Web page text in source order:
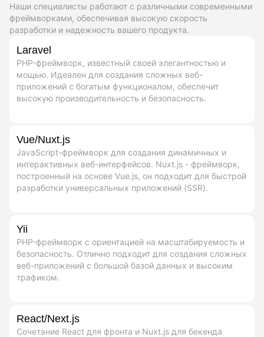
Наши специалисты работают с различными современными
фреймворками, обеспечивая высокую скорость
разработки и надежность вашего продукта.
Laravel
PHP-фреймворк, известный своей элегантностью и
мощью. Идеален для создания сложных веб-
приложений с богатым функционалом, обеспечит
высокую производительность и безопасность.
Vue/Nuxt.js
JavaScript-фреймворк для создания динамичных и
интерактивных веб-интерфейсов. Nuxt.js - фреймворк,
построенный на основе Vue.js, он подходит для быстрой
разработки универсальных приложений (SSR).
Yii
PHP-фреймворк с ориентацией на масштабируемость и
безопасность. Отлично подходит для создания сложных
веб-приложений с большой базой данных и высоким
трафиком.
React/Next.js
Сочетание React для фронта и Nuxt.js для бекенда